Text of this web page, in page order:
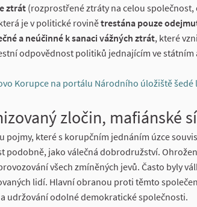
ztrát(rozprostřené ztráty na celou
je v politické rovinětrestána pouze
a neúčinné k sanaci vážných ztrát, které
odpovědnost politiků jednajícím ve státním
Korupce na portálu Národního úložiště
zločin, mafiánské
pojmy, které s korupčním jednáním úzce
podobně, jako válečná dobrodružství.
všech zmíněných jevů. Často byly
lidí. Hlavní obranou proti těmto
udržování odolné demokratické společnosti.